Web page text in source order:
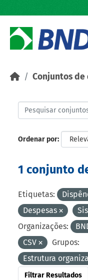
Conjuntos de
Ordenar por
1 conjunto
Etiquetas:
Despesas
Organizações:
CSV
Grupos:
Estrutura
Filtrar Resultados